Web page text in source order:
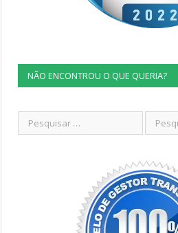
NÃO ENCONTROU O QUE QUERIA?